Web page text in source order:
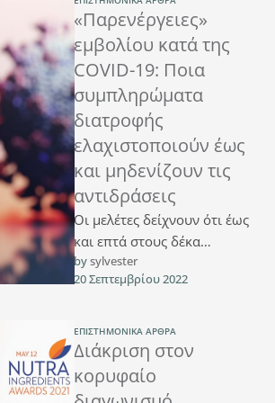
«Παρενέργειες»
εμβολίου κατά της
COVID-19: Ποια
συμπληρώματα
διατροφής
ελαχιστοποιούν έως
και μηδενίζουν τις
αντιδράσεις
Οι μελέτες δείχνουν ότι έως
και επτά στους δέκα
ανθρώπους που κάνουν το
εμβόλιο κατά της COVID-19
by sylvester
20 Σεπτεμβρίου 2022
ΕΠΙΣΤΗΜΟΝΙΚΆ ΆΡΘΡΑ
Διάκριση στον
κορυφαίο